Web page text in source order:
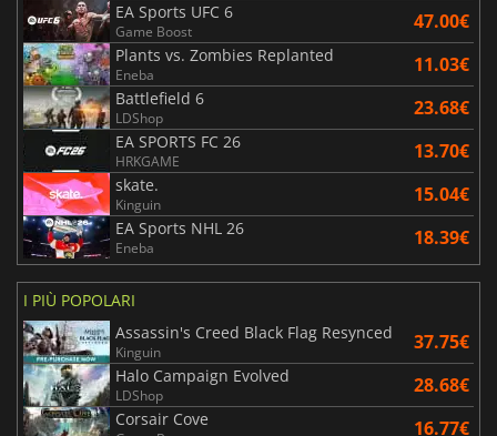
EA Sports UFC 6
Game Boost 47.00€
Plants vs. Zombies Replanted
Eneba 11.03€
Battlefield 6
LDShop 23.68€
EA SPORTS FC 26
HRKGAME 13.70€
skate.
Kinguin 15.04€
EA Sports NHL 26
Eneba 18.39€
I PIÙ POPOLARI
Assassin's Creed Black Flag Resynced
Kinguin 37.75€
Halo Campaign Evolved
LDShop 28.68€
Corsair Cove 16.77€